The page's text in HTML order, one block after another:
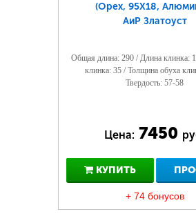
(Орех, 95Х18,
АиР Златоуст
Общая длина: 290 / Длина клинка:
клинка: 35 / Толщина обуха
Твердость: 57-58
Цена: 7450
КУПИТЬ
+ 74 бонусов